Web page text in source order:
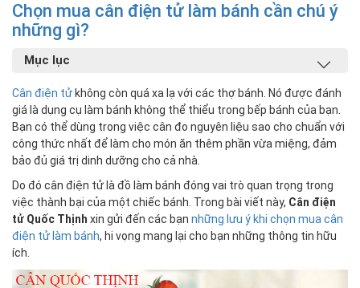
Chọn mua cân điện tử làm bánh cần chú ý
những gì?
Mục lục
Cân điện tử không còn quá xa lạ với các thợ bánh. Nó được đánh
giá là dụng cụ làm bánh không thể thiểu trong bếp bánh của bạn.
Bạn có thể dùng trong việc cân đo nguyên liệu sao cho chuẩn với
công thức nhất để làm cho món ăn thêm phần vừa miệng, đảm
bảo đủ giá trị dinh dưỡng cho cả nhà.
Do đó cân điện tử là đồ làm bánh đóng vai trò quan trọng trong
việc thành bại của một chiếc bánh. Trong bài viết này, Cân điện
tử Quốc Thịnh xin gửi đến các bạn những lưu ý khi chọn mua cân
điện tử làm bánh, hi vọng mang lại cho bạn những thông tin hữu
ích.